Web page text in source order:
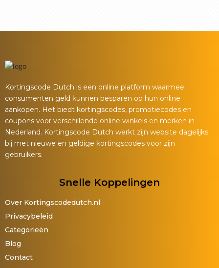
Kortingscode Dutch is een online platform waarmee
consumenten geld kunnen besparen op hun online
aankopen. Het biedt kortingscodes, promotiecodes en
coupons voor verschillende online winkels en merken in
Nederland. Kortingscode Dutch werkt zijn website dagelijks
bij met nieuwe en geldige kortingscodes voor zijn
gebruikers.
Snelle Koppelingen
Over Kortingscodedutch.nl
Privacybeleid
Categorieën
Blog
Contact